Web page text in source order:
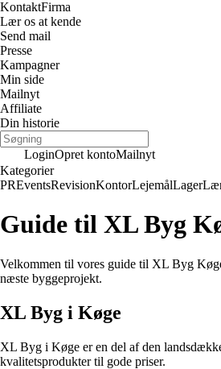
KontaktFirma
Lær os at kende
Send mail
Presse
Kampagner
Min side
Mailnyt
Affiliate
Din historie
LoginOpret kontoMailnyt
Kategorier
PREventsRevisionKontorLejemålLager
Guide til XL Byg
Velkommen til vores guide til XL Byg
næste byggeprojekt.
XL Byg i Køge
XL Byg i Køge er en del af den
kvalitetsprodukter til gode priser.